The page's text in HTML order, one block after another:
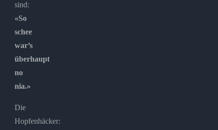
sind:
«So
schee
war’s
überhaupt
no
nia.»
Die
Hopfenhäcker: